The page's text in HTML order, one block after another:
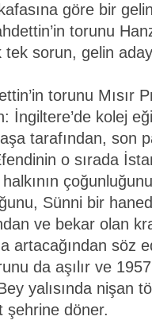
göre bir
torunu
tek sorun, gelin
torunu Mısır
İngiltere’de kolej
tarafından, son
o sırada
Sünni bir
ve bekar olan
artacağından söz
da aşılır ve 1957
yalısında nişan
şehrine döner.